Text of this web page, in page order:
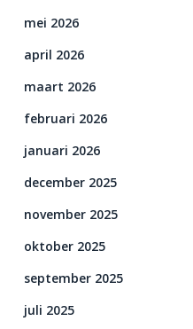
mei 2026
april 2026
maart 2026
februari 2026
januari 2026
december 2025
november 2025
oktober 2025
september 2025
juli 2025